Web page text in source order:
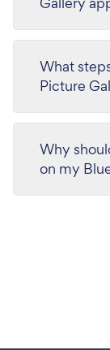
What
Picture
Why
on my